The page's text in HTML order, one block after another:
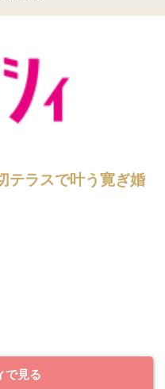
テラスで叶う寛ぎ婚
で見る